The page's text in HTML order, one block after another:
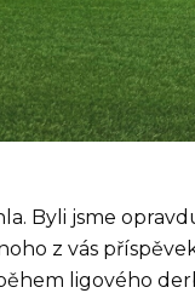
Byli jsme
z vás
ligového